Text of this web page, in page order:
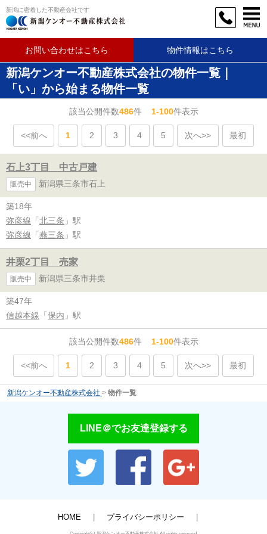
新潟に密着した不動産会社です
お問い合わせはこちら 物件情報はこちら
新潟ケンオー不動産株式会社の物件一覧｜
「い」から始まる物件一覧
該当公開件数486件1-100件表示
<<前へ 1 2 3 4 5 次へ>> 最初
石上3丁目 中古戸建
販売中 新潟県三条市石上
築18年
弥彦線 「 北三条 」駅
弥彦線 「 燕三条 」駅
井栗2丁目 売家
販売中 新潟県三条市井栗
築47年
信越本線 「 保内 」駅
該当公開件数486件1-100件表示
<<前へ 1 2 3 4 5 次へ>> 最初
新潟ケンオー不動産株式会社 > 物件一覧
LINE＠でお友達登録する
HOME プライバシーポリシー